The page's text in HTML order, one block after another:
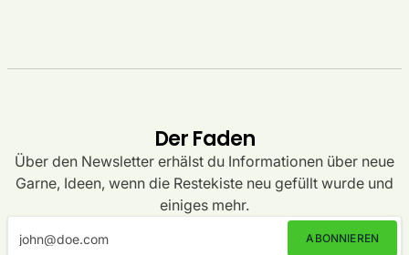
Der Faden
Über den Newsletter erhälst du Informationen über neue
Garne, Ideen, wenn die Restekiste neu gefüllt wurde und
einiges mehr.
ABONNIEREN